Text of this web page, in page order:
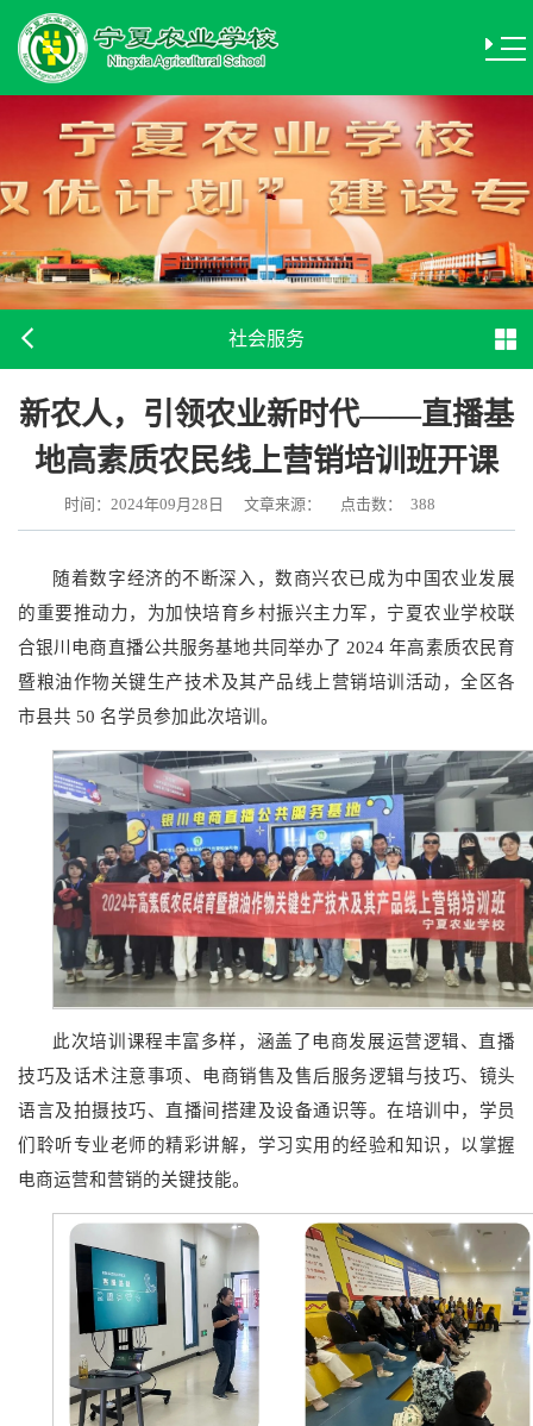
社会服务
新农人，引领农业新时代——直播基
地高素质农民线上营销培训班开课
时间：2024年09月28日 文章来源： 点击数： 388
随着数字经济的不断深入，数商兴农已成为中国农业发展
的重要推动力，为加快培育乡村振兴主力军，宁夏农业学校联
合银川电商直播公共服务基地共同举办了 2024 年高素质农民育
暨粮油作物关键生产技术及其产品线上营销培训活动，全区各
市县共 50 名学员参加此次培训。
此次培训课程丰富多样，涵盖了电商发展运营逻辑、直播
技巧及话术注意事项、电商销售及售后服务逻辑与技巧、镜头
语言及拍摄技巧、直播间搭建及设备通识等。在培训中，学员
们聆听专业老师的精彩讲解，学习实用的经验和知识，以掌握
电商运营和营销的关键技能。